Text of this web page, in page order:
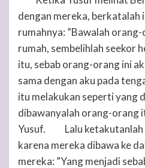
dengan mereka, berkatalah
rumahnya: ”Bawalah
rumah, sembelihlah seekor
itu, sebab orang-orang ini
sama dengan aku pada
itu melakukan seperti yang
dibawanyalah orang-orang
Yusuf.
Lalu
karena mereka dibawa ke
mereka: ”Yang menjadi